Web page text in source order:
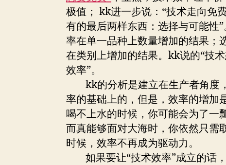
极值； kk进一步说：“技术走向免
有的最后两样东西：选择与可能性
率在单一品种上数量增加的结果；
在类别上增加的结果。kk说的“技
效率”。
kk的分析是建立在生产者角度
率的基础上的，但是，效率的增加
喝不上水的时候，你可能会为了一
而真能够面对大海时，你依然只需
时候，效率不再成为驱动力。
如果要让“技术效率”成立的话